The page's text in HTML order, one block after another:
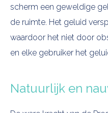
scherm een geweldige
de ruimte. Het geluid
waardoor het niet door
en elke gebruiker het
Natuurlijk en